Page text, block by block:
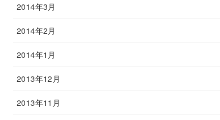
2014年3月
2014年2月
2014年1月
2013年12月
2013年11月